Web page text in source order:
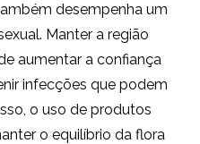
desempenha um
Manter a região
aumentar a confiança
infecções que podem
o uso de produtos
o equilíbrio da flora